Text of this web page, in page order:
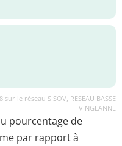
le réseau SISOV, RESEAU BASSE
VINGEANNE
pourcentage de
par rapport à